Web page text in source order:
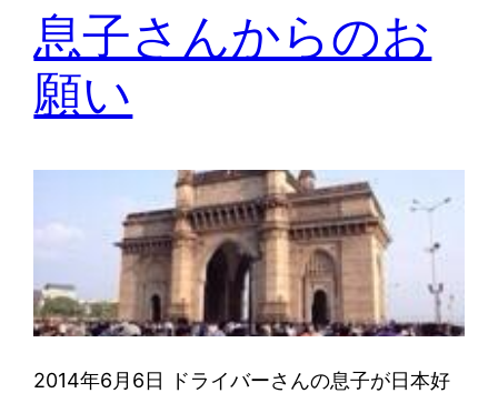
息子さんからのお
願い
2014年6月6日 ドライバーさんの息子が日本好